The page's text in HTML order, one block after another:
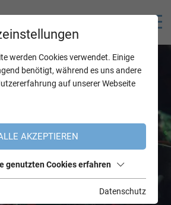
werden Cookies verwendet. Einige
benötigt, während es uns andere
auf unserer Webseite
AKZEPTIEREN
genutzten Cookies erfahren
Datenschutz